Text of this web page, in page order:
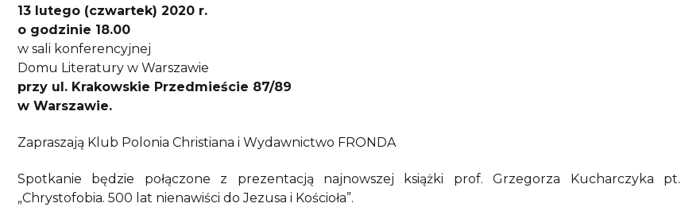
13 lutego (czwartek) 2020 r.
o godzinie 18.00
w sali konferencyjnej
Domu Literatury w Warszawie
przy ul. Krakowskie Przedmieście 87/89
w Warszawie.
Zapraszają Klub Polonia Christiana i Wydawnictwo FRONDA
Spotkanie będzie połączone z prezentacją najnowszej książki prof. Grzegorza Kucharczyka pt.
„Chrystofobia. 500 lat nienawiści do Jezusa i Kościoła”.